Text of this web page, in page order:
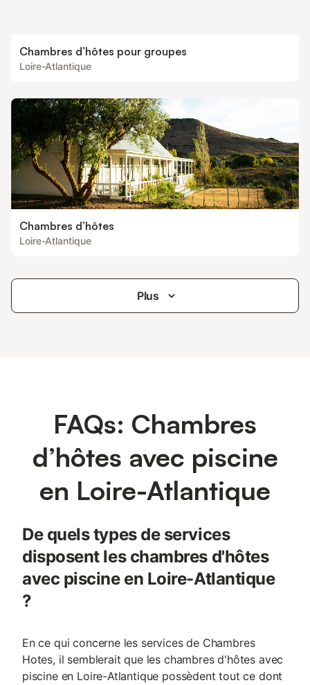
Chambres d’hôtes pour groupes
Loire-Atlantique
Chambres d’hôtes
Loire-Atlantique
Plus
FAQs: Chambres
d’hôtes avec piscine
en Loire-Atlantique
De quels types de services
disposent les chambres d'hôtes
avec piscine en Loire-Atlantique
?
En ce qui concerne les services de Chambres
Hotes, il semblerait que les chambres d'hôtes avec
piscine en Loire-Atlantique possèdent tout ce dont